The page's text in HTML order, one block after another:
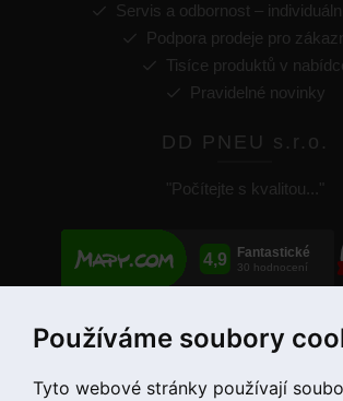
Používáme soubory
Tyto webové stránky používají
Servis a odbornost –
Podpora prodeje pro
Tisíce produktů v
Pravidelné novinky
DD PNEU s.r.o.
"Počítejte s kvalitou..."
+420 775